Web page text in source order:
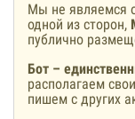
Мы не являемся
одной из сторон,
публично
Бот –
располагаем
пишем с других